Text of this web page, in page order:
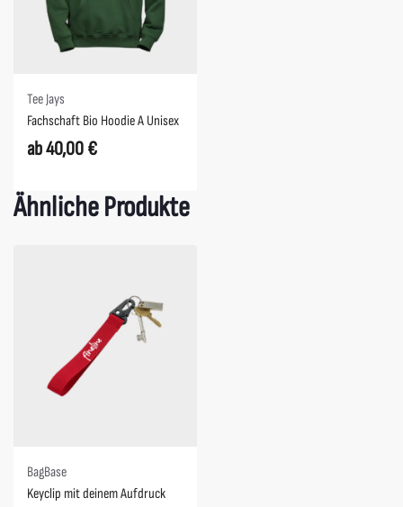
Tee Jays
Fachschaft Bio Hoodie A Unisex
ab40,00€
Ähnliche Produkte
BagBase
Keyclip mit deinem Aufdruck